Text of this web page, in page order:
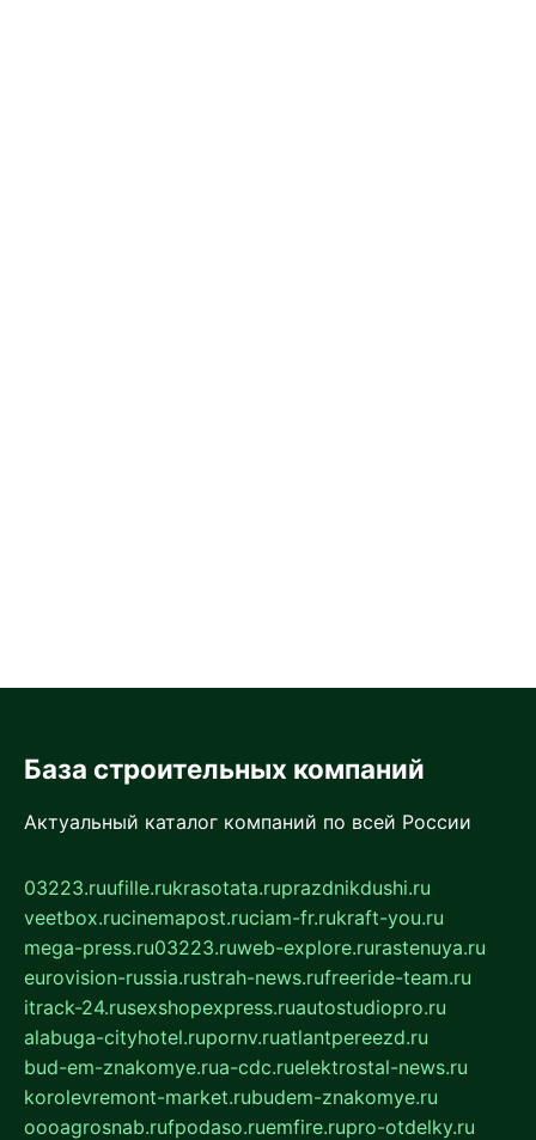
База строительных компаний
Актуальный каталог компаний по всей России
03223.ruufille.rukrasotata.ruprazdnikdushi.ru
veetbox.rucinemapost.ruciam-fr.rukraft-you.ru
mega-press.ru03223.ruweb-explore.rurastenuya.ru
eurovision-russia.rustrah-news.rufreeride-team.ru
itrack-24.rusexshopexpress.ruautostudiopro.ru
alabuga-cityhotel.rupornv.ruatlantpereezd.ru
bud-em-znakomye.rua-cdc.ruelektrostal-news.ru
korolevremont-market.rubudem-znakomye.ru
oooagrosnab.rufpodaso.ruemfire.rupro-otdelky.ru